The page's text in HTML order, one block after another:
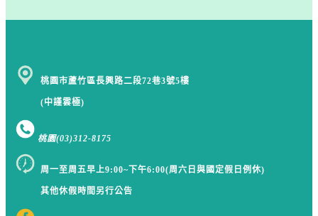
桃園市蘆竹區長興路二段72巷3號5樓
(中謹雲極)
桃園(03)312-8175
周一至周五早上9:00~下午6:00(周六日與國定假日例休)
其他休假時間另行公告